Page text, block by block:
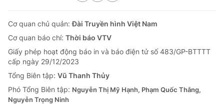
Cơ quan chủ quản:Đài Truyền hình Việt Nam
Cơ quan báo chí: Thời báo VTV
Giấy phép hoạt động báo in và báo điện tử số 483/GP-BTTTT
cấp ngày 29/12/2023
Tổng Biên tập: Vũ Thanh Thủy
Phó Tổng Biên tập: Nguyễn Thị Mỹ Hạnh, Phạm Quốc Thắng,
Nguyễn Trọng Ninh